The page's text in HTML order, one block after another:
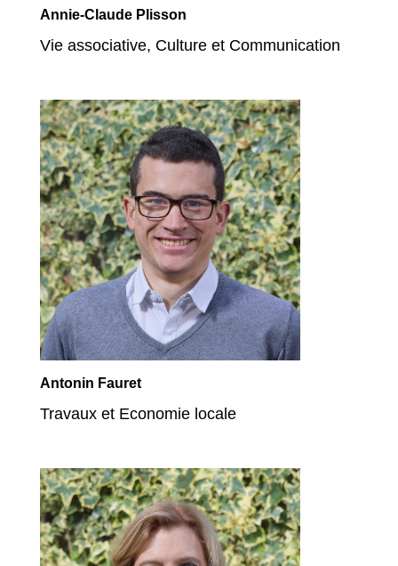
Annie-Claude Plisson
Vie associative, Culture et Communication
Antonin Fauret
Travaux et Economie locale